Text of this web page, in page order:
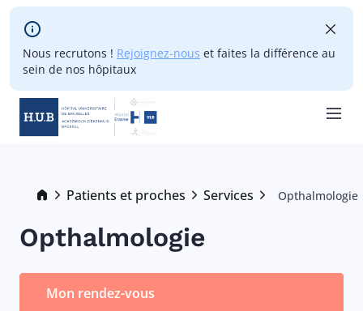
Skip to main content
Nous recrutons ! Rejoignez-nous et faites la différence au
sein de nos hôpitaux
Breadcrumb
Patients et proches Services
Current:
Opthalmologie
Opthalmologie
Mon rendez-vous